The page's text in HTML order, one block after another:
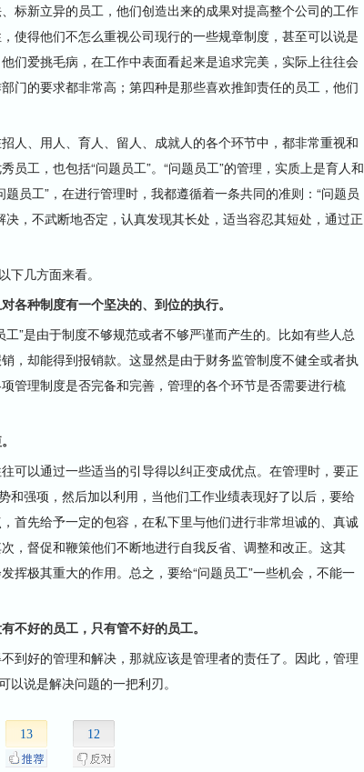
标新立异的员工，他们创造出来的成果对提高整个公司的工作
使得他们不怎么重视公司现行的一些规章制度，甚至可以说是
们爱挑毛病，在工作中表面看起来是追求完美，实际上往往会
门的要求都非常高；第四种是那些喜欢推卸责任的员工，他们
、用人、育人、留人、成就人的各个环节中，都非常重视和
员工，也包括“问题员工”。“问题员工”的管理，实质上是育人和
员工”，在进行管理时，我都遵循着一条共同的准则：“问题员
，不武断地否定，认真发现其长处，适当容忍其短处，通过正
几方面来看。
种制度有一个坚决的、到位的执行。
”是由于制度不够规范或者不够严谨而产生的。比如有些人总
，却能得到报销款。这显然是由于财务监管制度不健全或者执
管理制度是否完备和完善，管理的各个环节是否需要进行梳
以通过一些适当的引导得以纠正变成优点。在管理时，要正
和强项，然后加以利用，当他们工作业绩表现好了以后，要给
首先给予一定的包容，在私下里与他们进行非常坦诚的、真诚
，督促和鞭策他们不断地进行自我反省、调整和改正。这其
挥极其重大的作用。总之，要给“问题员工”一些机会，不能一
好的员工，只有管不好的员工。
好的管理和解决，那就应该是管理者的责任了。因此，管理
以说是解决问题的一把利刃。
13 12